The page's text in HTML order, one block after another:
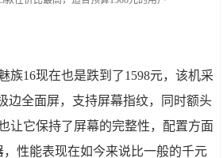
族16现在也是跌到了1598元，该机采
边全面屏，支持屏幕指纹，同时额头
让它保持了屏幕的完整性，配置方面
，性能表现在如今来说比一般的千元